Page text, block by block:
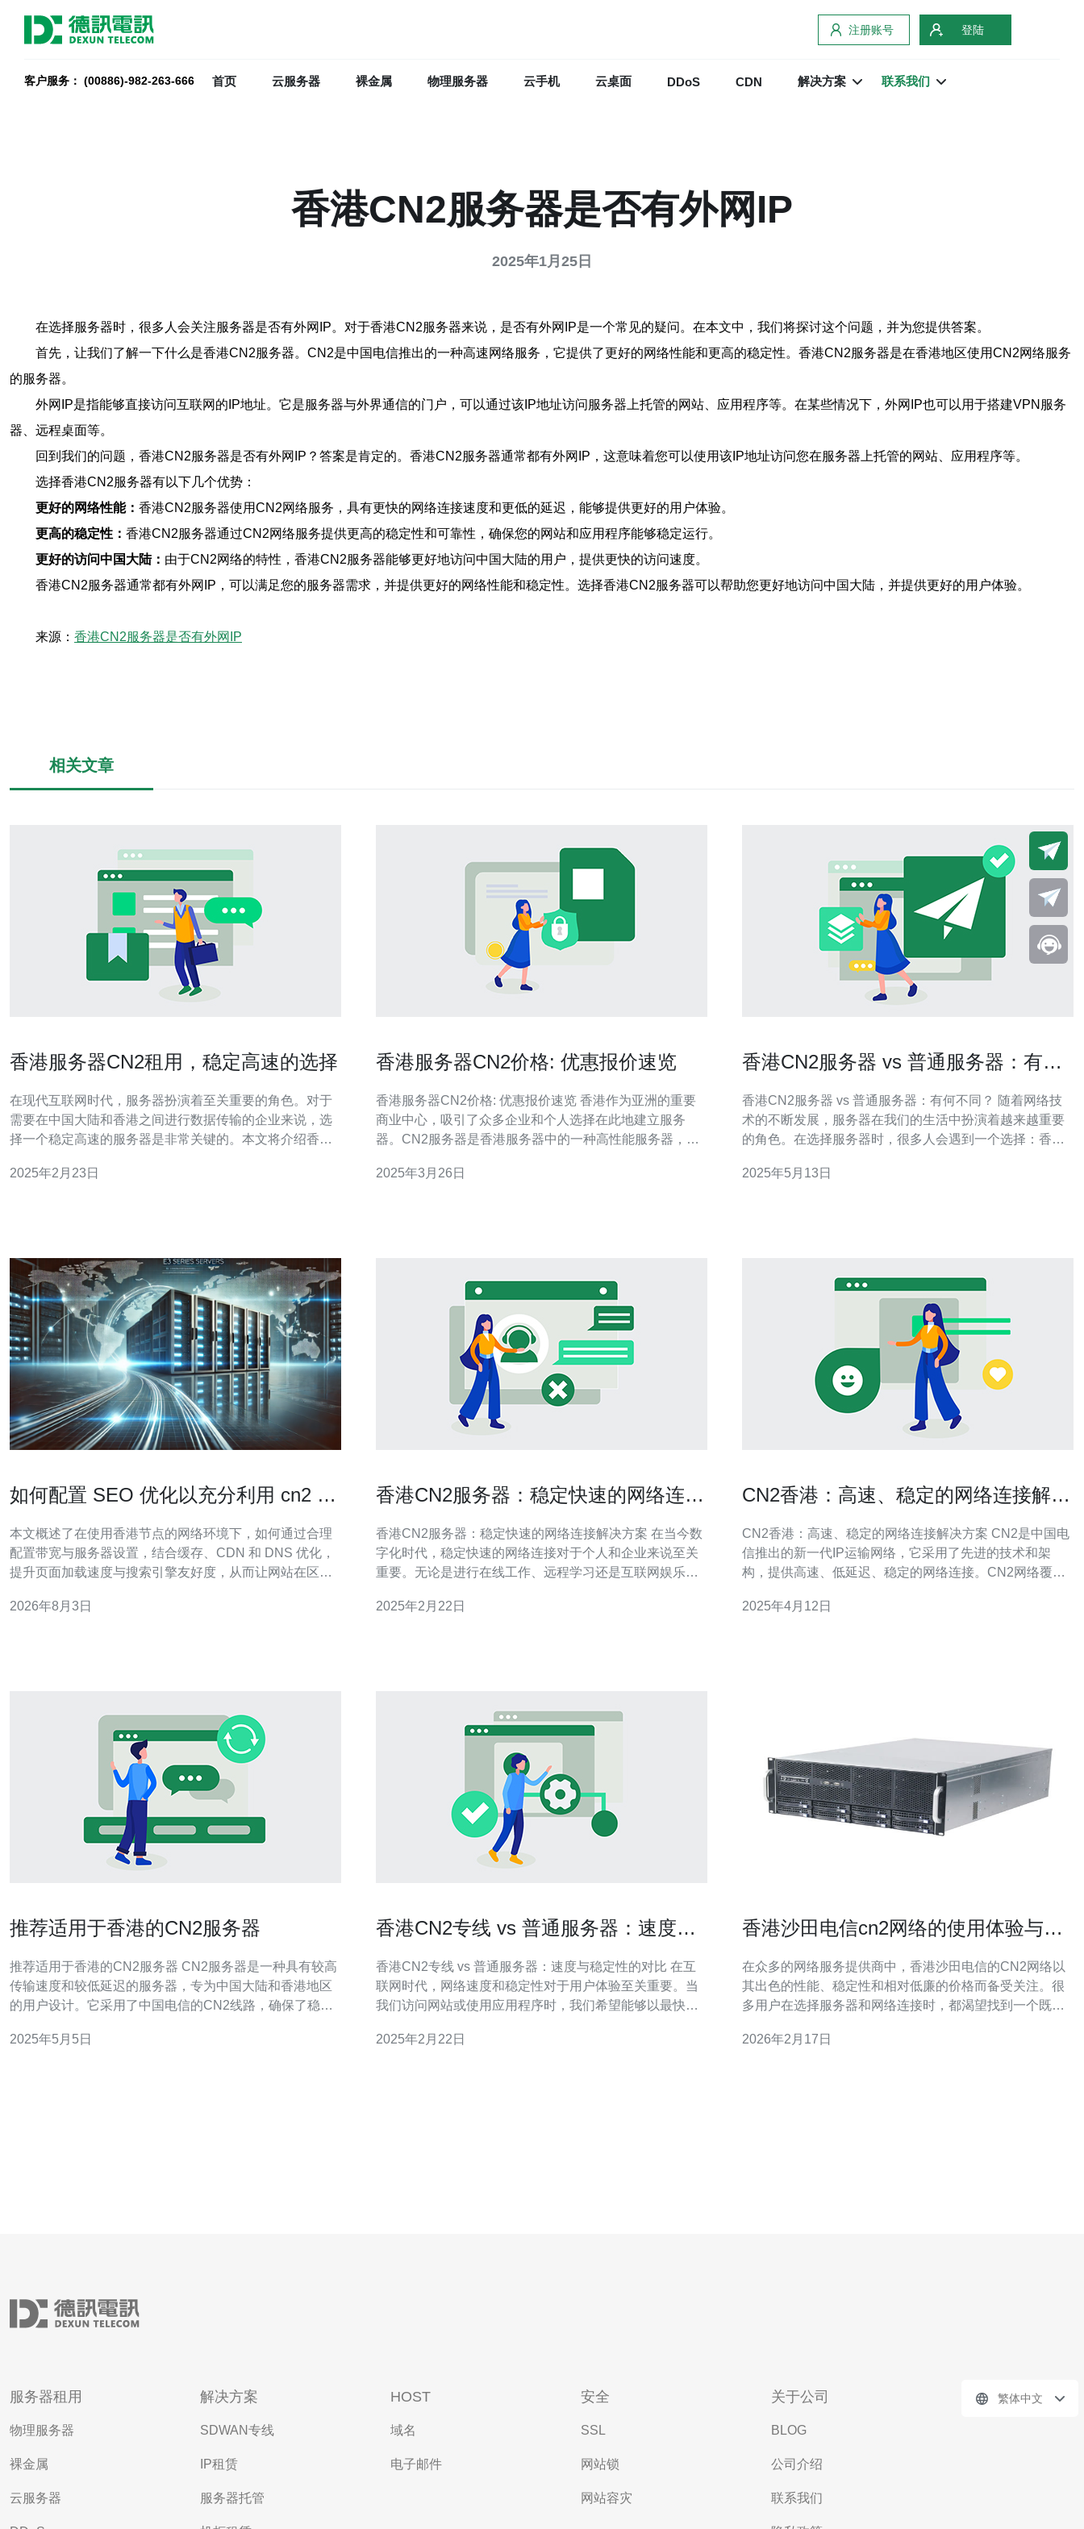
注册账号 登陆
客户服务： (00886)-982-263-666 首页 云服务器 裸金属 物理服务器 云手机 云桌面 DDoS CDN 解决方案 联系我们
香港CN2服务器是否有外网IP
2025年1月25日
在选择服务器时，很多人会关注服务器是否有外网IP。对于香港CN2服务器来说，是否有外网IP是一个常见的疑问。在本文中，我们将探讨这个问题，并为您提供答案。
首先，让我们了解一下什么是香港CN2服务器。CN2是中国电信推出的一种高速网络服务，它提供了更好的网络性能和更高的稳定性。香港CN2服务器是在香港地区使用CN2网络服务
的服务器。
外网IP是指能够直接访问互联网的IP地址。它是服务器与外界通信的门户，可以通过该IP地址访问服务器上托管的网站、应用程序等。在某些情况下，外网IP也可以用于搭建VPN服务
器、远程桌面等。
回到我们的问题，香港CN2服务器是否有外网IP？答案是肯定的。香港CN2服务器通常都有外网IP，这意味着您可以使用该IP地址访问您在服务器上托管的网站、应用程序等。
选择香港CN2服务器有以下几个优势：
更好的网络性能： 香港CN2服务器使用CN2网络服务，具有更快的网络连接速度和更低的延迟，能够提供更好的用户体验。
更高的稳定性： 香港CN2服务器通过CN2网络服务提供更高的稳定性和可靠性，确保您的网站和应用程序能够稳定运行。
更好的访问中国大陆： 由于CN2网络的特性，香港CN2服务器能够更好地访问中国大陆的用户，提供更快的访问速度。
香港CN2服务器通常都有外网IP，可以满足您的服务器需求，并提供更好的网络性能和稳定性。选择香港CN2服务器可以帮助您更好地访问中国大陆，并提供更好的用户体验。
来源： 香港CN2服务器是否有外网IP
相关文章
香港服务器CN2租用，稳定高速的选择
在现代互联网时代，服务器扮演着至关重要的角色。对于
需要在中国大陆和香港之间进行数据传输的企业来说，选
择一个稳定高速的服务器是非常关键的。本文将介绍香港
香港服务器CN2是指位于香港的服务器，使用中国电信的
2025年2月23日
香港服务器CN2价格: 优惠报价速览
香港服务器CN2价格: 优惠报价速览 香港作为亚洲的重要
商业中心，吸引了众多企业和个人选择在此地建立服务
器。CN2服务器是香港服务器中的一种高性能服务器，具
绍香港服务器CN2的价格优惠报价。 香港服务器CN2的价
2025年3月26日
香港CN2服务器 vs 普通服务器：有何
香港CN2服务器 vs 普通服务器：有何不同？ 随着网络技
术的不断发展，服务器在我们的生活中扮演着越来越重要
的角色。在选择服务器时，很多人会遇到一个选择：香港
同？本文将对它们进行比较分析。 香港CN2服务器是指连
2025年5月13日
如何配置 SEO 优化以充分利用 cn2 香
本文概述了在使用香港节点的网络环境下，如何通过合理
配置带宽与服务器设置，结合缓存、CDN 和 DNS 优化，
提升页面加载速度与搜索引擎友好度，从而让网站在区域
适的出口通道及机房直接决定用户访问延迟和丢包率，搜
2026年8月3日
香港CN2服务器：稳定快速的网络连接
香港CN2服务器：稳定快速的网络连接解决方案 在当今数
字化时代，稳定快速的网络连接对于个人和企业来说至关
重要。无论是进行在线工作、远程学习还是互联网娱乐，
种高性能的网络连接服务，为用户提供了稳定、快速且安
2025年2月22日
CN2香港：高速、稳定的网络连接解决
CN2香港：高速、稳定的网络连接解决方案 CN2是中国电
信推出的新一代IP运输网络，它采用了先进的技术和架
构，提供高速、低延迟、稳定的网络连接。CN2网络覆盖
和互联网枢纽，香港对网络连接的需求非常高。无论是金
2025年4月12日
推荐适用于香港的CN2服务器
推荐适用于香港的CN2服务器 CN2服务器是一种具有较高
传输速度和较低延迟的服务器，专为中国大陆和香港地区
的用户设计。它采用了中国电信的CN2线路，确保了稳定
服务器在以下方面具有明显优势：
2025年5月5日
香港CN2专线 vs 普通服务器：速度与
香港CN2专线 vs 普通服务器：速度与稳定性的对比 在互
联网时代，网络速度和稳定性对于用户体验至关重要。当
我们访问网站或使用应用程序时，我们希望能够以最快的
将探讨香港CN2专线和普通服务器之间的对比，以了解它
2025年2月22日
香港沙田电信cn2网络的使用体验与评
在众多的网络服务提供商中，香港沙田电信的CN2网络以
其出色的性能、稳定性和相对低廉的价格而备受关注。很
多用户在选择服务器和网络连接时，都渴望找到一个既能
络被认为是最佳选择之一，特别是在对速度和延迟要求较
2026年2月17日
服务器租用
物理服务器
裸金属
云服务器
解决方案
SDWAN专线
IP租赁
服务器托管
HOST
域名
电子邮件
安全
SSL
网站锁
网站容灾
关于公司
BLOG
公司介绍
联系我们
繁体中文